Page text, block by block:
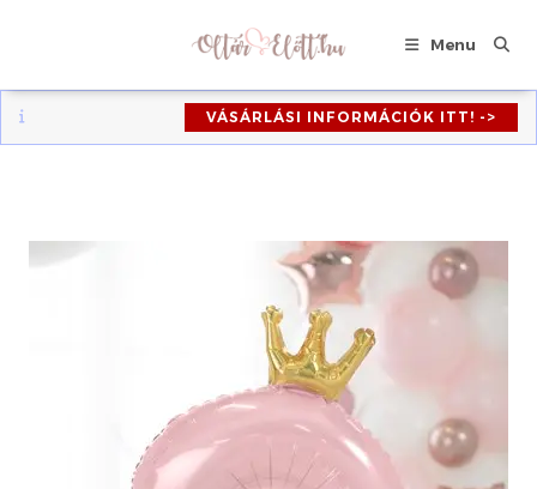
Menu
VÁSÁRLÁSI INFORMÁCIÓK ITT! ->